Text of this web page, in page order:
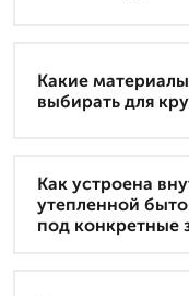
Какие
выбирать для
Как устроена
утепленной
под конкретные